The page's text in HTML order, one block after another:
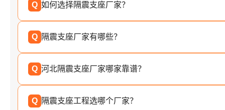
Q 如何选择隔震支座厂家？
Q 隔震支座厂家有哪些？
Q 河北隔震支座厂家哪家靠谱？
Q 隔震支座工程选哪个厂家？